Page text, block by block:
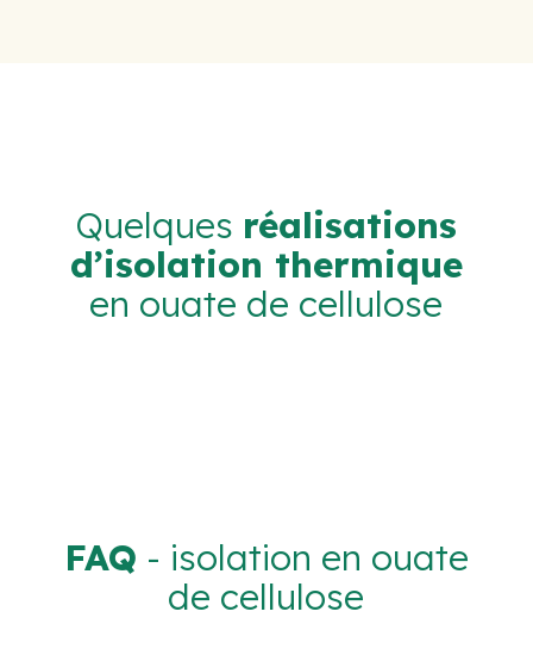
Quelques réalisations
d’isolation thermique
en ouate de cellulose
FAQ - isolation en ouate
de cellulose